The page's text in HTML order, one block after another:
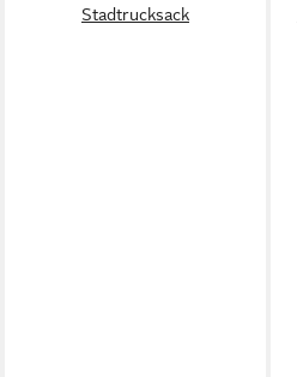
Stadtrucksack